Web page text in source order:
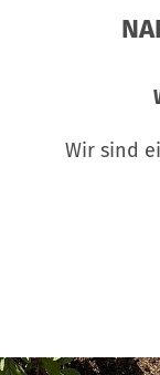
Wir sind